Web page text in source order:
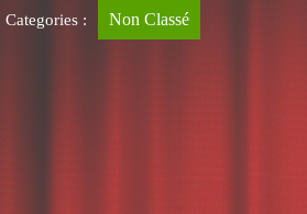
Categories : Non Classé